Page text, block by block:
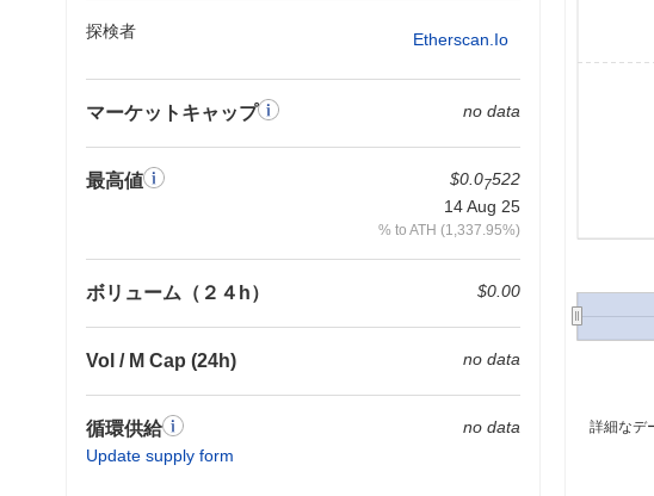
探検者 Etherscan.io
マーケットキャップ no data
最高値 $0.07522
14 Aug 25
% to ATH (1,337.95%)
ボリューム（２４h） $0.00
Vol / M Cap (24h) no data
循環供給
Update supply form
no data 詳細なデ